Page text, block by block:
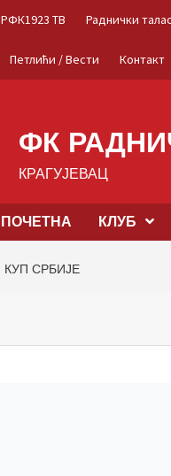
РФК1923 ТВ Раднички талас
Петлићи / Вести Контакт
ФК
КРАГУЈЕВАЦ
ПОЧЕТНА КЛУБ
КУП СРБИЈЕ